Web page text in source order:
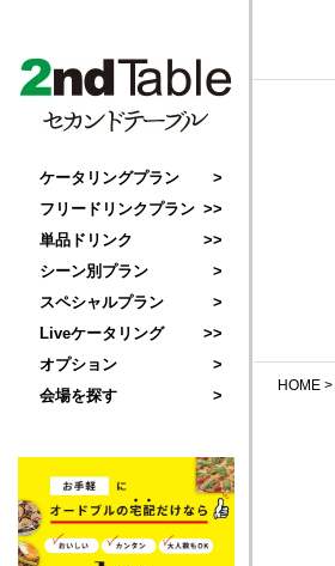
ケータリングプラン
フリードリンクプラン
単品ドリンク
シーン別プラン
スペシャルプラン
Liveケータリング
オプション
会場を探す
HOME >